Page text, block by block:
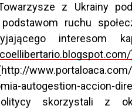
z Ukrainy
ruchu
interesom
autogestion-accion-
skorzystali z